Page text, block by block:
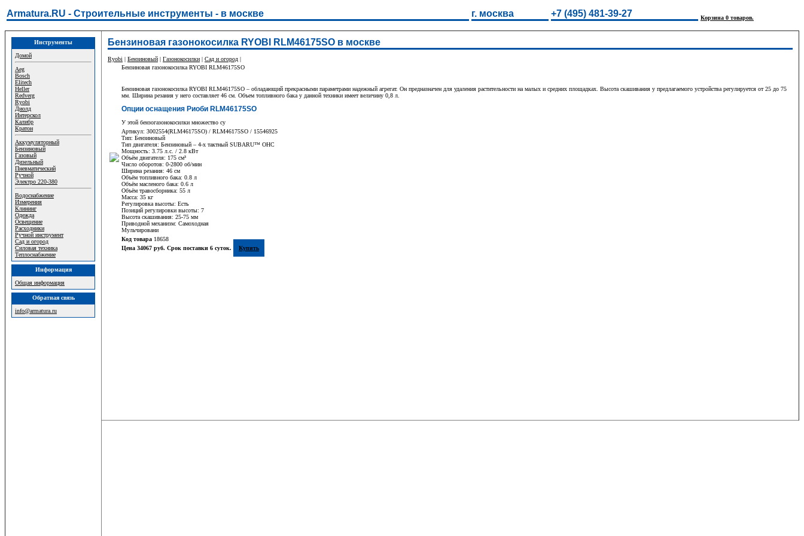
Armatura.RU - Строительные инструменты - в москве г. москва +7 (495) 481-39-27 Корзина 0 товаров.
Инструменты
Домой
Aeg
Bosch
Elitech
Heller
Redverg
Ryobi
Диолд
Интерскол
Калибр
Кратон
Аккумуляторный
Бензиновый
Газовый
Дизельный
Пневматический
Ручной
Электро 220-380
Водоснабжение
Измерения
Клининг
Одежда
Освещение
Расходники
Ручной инструмент
Сад и огород
Силовая техника
Теплоснабжение
Информация
Общая информация
Обратная связь
info@armatura.ru
Бензиновая газонокосилка RYOBI RLM46175SO в москве
Ryobi | Бензиновый | Газонокосилки | Сад и огород |
Бензиновая газонокосилка RYOBI RLM46175SO
Бензиновая газонокосилка RYOBI RLM46175SO – обладающий прекрасными параметрами надежный агрегат. Он предназначен для удаления растительности на малых и средних площадках. Высота скашивания у предлагаемого устройства регулируется от 25 до 75
мм. Ширина резания у него составляет 46 см. Объем топливного бака у данной техники имеет величину 0,8 л.
Опции оснащения Риоби RLM46175SO
У этой бензогазонокосилки множество су
Артикул: 3002554(RLM46175SO) / RLM46175SO / 15546925
Тип: Бензиновый
Тип двигателя: Бензиновый – 4-х тактный SUBARU™ OHC
Мощность: 3.75 л.с. / 2.8 кВт
Объём двигателя: 175 см³
Число оборотов: 0-2800 об/мин
Ширина резания: 46 см
Объём топливного бака: 0.8 л
Объём масленого бака: 0.6 л
Объём травосборника: 55 л
Масса: 35 кг
Регулировка высоты: Есть
Позиций регулировки высоты: 7
Высота скашивания: 25-75 мм
Приводной механизм: Самоходная
Мульчировани
Код товара 18658
Цена 34067 руб. Срок поставки 6 суток.
Купить